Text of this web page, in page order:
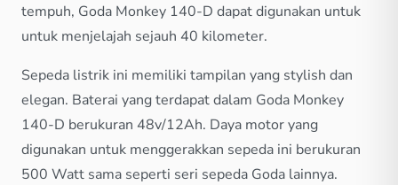
tempuh, Goda Monkey 140-D dapat digunakan untuk
untuk menjelajah sejauh 40 kilometer.
Sepeda listrik ini memiliki tampilan yang stylish dan
elegan. Baterai yang terdapat dalam Goda Monkey
140-D berukuran 48v/12Ah. Daya motor yang
digunakan untuk menggerakkan sepeda ini berukuran
500 Watt sama seperti seri sepeda Goda lainnya.